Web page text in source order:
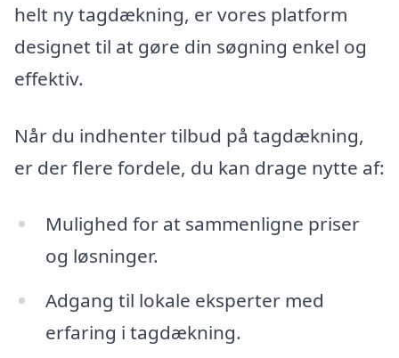
helt ny tagdækning, er vores platform
designet til at gøre din søgning enkel og
effektiv.
Når du indhenter tilbud på tagdækning,
er der flere fordele, du kan drage nytte af:
Mulighed for at sammenligne priser
og løsninger.
Adgang til lokale eksperter med
erfaring i tagdækning.